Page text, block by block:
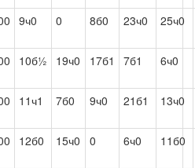
9ч0 0 8б0 23ч0 25ч0
10б½ 19ч0 17б1 7б1 6ч0
11ч1 7б0 9ч0 21б1 13ч0
12б0 15ч0 0 6ч0 11б0